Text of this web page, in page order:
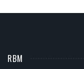
RBM